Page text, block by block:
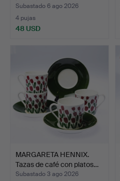
Subastado 6 ago 2026
4 pujas
48 USD
MARGARETA HENNIX.
Tazas de café con platos…
Subastado 3 ago 2026